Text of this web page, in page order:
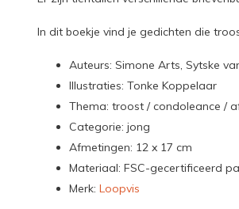
In dit boekje vind je gedichten die
Auteurs: Simone Arts, Sytske
Illustraties: Tonke Koppelaar
Thema: troost / condoleance /
Categorie: jong
Afmetingen: 12 x 17 cm
Materiaal: FSC-gecertificeerd
Merk: Loopvis